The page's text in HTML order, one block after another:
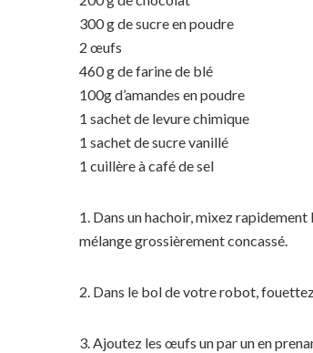
300 g de sucre en poudre
2 œufs
460 g de farine de blé
100g d’amandes en poudre
1 sachet de levure chimique
1 sachet de sucre vanillé
1 cuillère à café de sel
1. Dans un hachoir, mixez
mélange grossièrement concassé.
2. Dans le bol de votre robot,
3. Ajoutez les œufs un par un en